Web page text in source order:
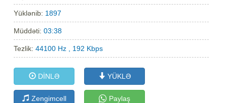
Yüklənib: 1897
Müddəti:03:38
Tezlik:44100 Hz , 192 Kbps
DİNLƏ YÜKLƏ
Zengimcell Paylaş